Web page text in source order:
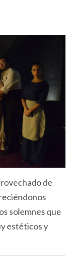
de
solemnes que
estéticos y